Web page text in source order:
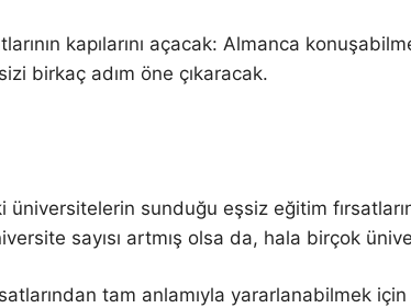
kapılarını açacak: Almanca
birkaç adım öne çıkaracak.
üniversitelerin sunduğu eşsiz eğitim
sayısı artmış olsa da, hala birçok
tam anlamıyla yararlanabilmek